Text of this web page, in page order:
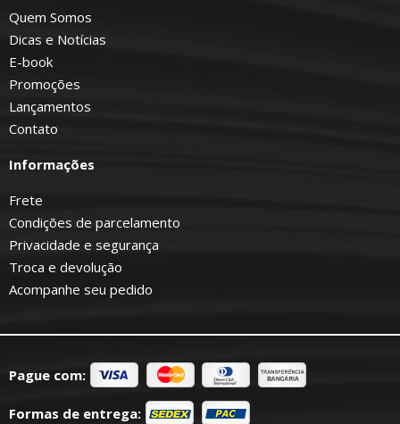
Quem Somos
Dicas e Notícias
E-book
Promoções
Lançamentos
Contato
Informações
Frete
Condições de parcelamento
Privacidade e segurança
Troca e devolução
Acompanhe seu pedido
Pague com:
Formas de entrega: